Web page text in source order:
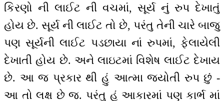
કિરણો ની લાઈટ ની વચમાં, સૂર્ય નું રુપ દેખાતું
હોય છે. સૂર્ય ની લાઈટ તો છે, પરંતુ તેની ચારે બાજુ
પણ સૂર્યની લાઈટ પડછાયા નાં રુપમાં, ફેલાયેલી
દેખાતી હોય છે. અને લાઇટમાં વિશેષ લાઈટ દેખાય
છે. આ જ પ્રકાર થી હું આત્મા જ્યોતી રુપ છું -
આ તો લક્ષ છે જ. પરંતુ હું આકારમાં પણ કાર્ભ માં